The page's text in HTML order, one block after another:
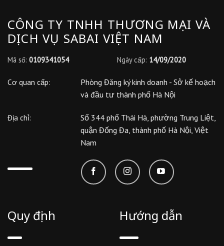
CÔNG TY TNHH THƯƠNG MẠI VÀ
DỊCH VỤ SABAI VIỆT NAM
Mã số: 0109341054 Ngày cấp: 14/09/2020
Cơ quan cấp:
Phòng Đăng ký kinh doanh - Sở kế hoạch
và đầu tư thành phố Hà Nội
Địa chỉ:
Số 344 phố Thái Hà, phường Trung Liệt,
quận Đống Đa, thành phố Hà Nội, Việt
Nam
Quy định Hướng dẫn